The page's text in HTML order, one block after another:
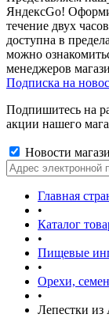
ЯндексGo!
течение двух
доступна в
можно
менеджеров
Подписка на
Подпишитесь на
акции нашего
Новости
Главная
•
Каталог
•
Пищевые
•
Орехи,
•
Лепестки из